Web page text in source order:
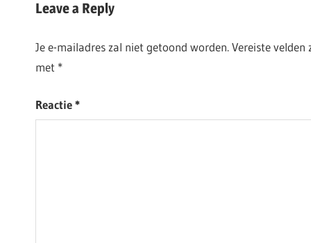
Leave a Reply
Je e-mailadres zal niet getoond worden.Vereiste velden
met *
Reactie*